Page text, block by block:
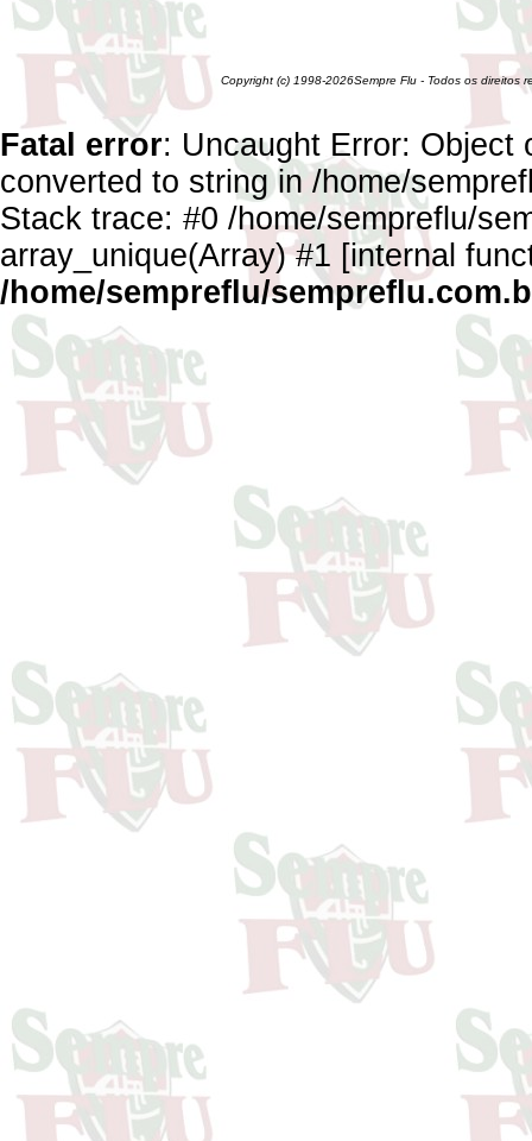
Copyright (c) 1998-2026Sempre Flu - Todos os direitos
Fatal error: Uncaught Error: Object
converted to string in /home/
Stack trace: #0 /home/sempreflu/
array_unique(Array) #1 [internal
/home/sempreflu/